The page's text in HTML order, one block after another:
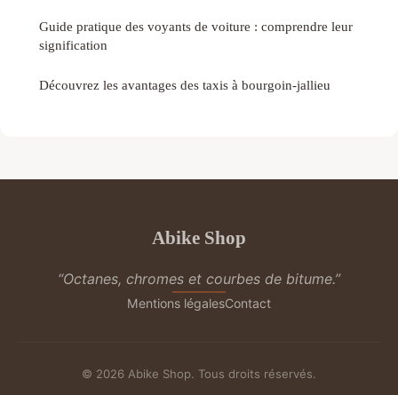
Guide pratique des voyants de voiture : comprendre leur
signification
Découvrez les avantages des taxis à bourgoin-jallieu
Abike Shop
“Octanes, chromes et courbes de bitume.”
Mentions légalesContact
© 2026 Abike Shop. Tous droits réservés.